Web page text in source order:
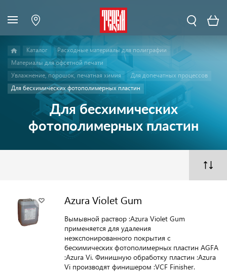
Каталог
Расходные материалы для полиграфии
Материалы для офсетной печати
Увлажнение, порошок, печатная химия
Для допечатных процессов
Для бесхимических фотополимерных пластин
Для бесхимических
фотополимерных пластин
Azura Violet Gum
Вымывной раствор :Azura Violet Gum
применяется для удаления
неэкспонированного покрытия с
бесхимических фотополимерных пластин AGFA
:Azura Vi. Финишную обработку пластин :Azura
Vi производят финишером :VCF Finisher.